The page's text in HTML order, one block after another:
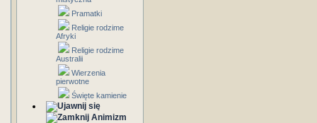
Pramatki
Religie rodzime
Afryki
Religie rodzime
Australii
Wierzenia
pierwotne
Święte kamienie
Animizm